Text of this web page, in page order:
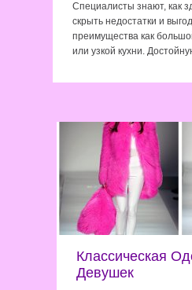
Специалисты знают, как
скрыть недостатки и
преимущества как
или узкой кухни.
Классическая
Девушек